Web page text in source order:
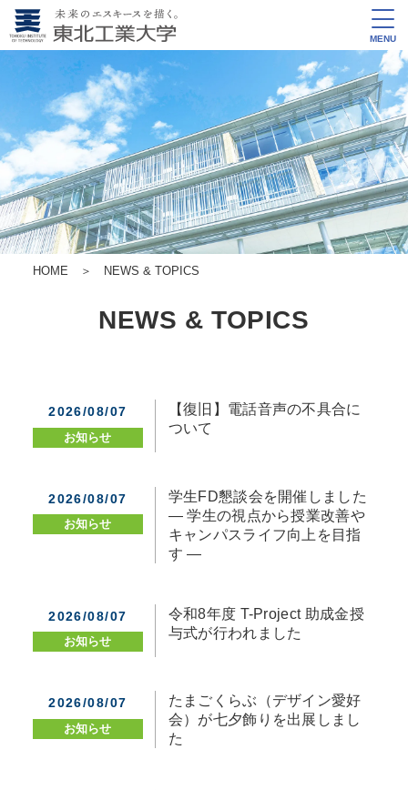
MENU
HOME ＞ NEWS & TOPICS
NEWS & TOPICS
2026/08/07
お知らせ
【復旧】電話音声の不具合に
ついて
2026/08/07
お知らせ
学生FD懇談会を開催しました
— 学生の視点から授業改善や
キャンパスライフ向上を目指
す —
2026/08/07
お知らせ
令和8年度 T-Project 助成金授
与式が行われました
2026/08/07
お知らせ
たまごくらぶ（デザイン愛好
会）が七夕飾りを出展しまし
た